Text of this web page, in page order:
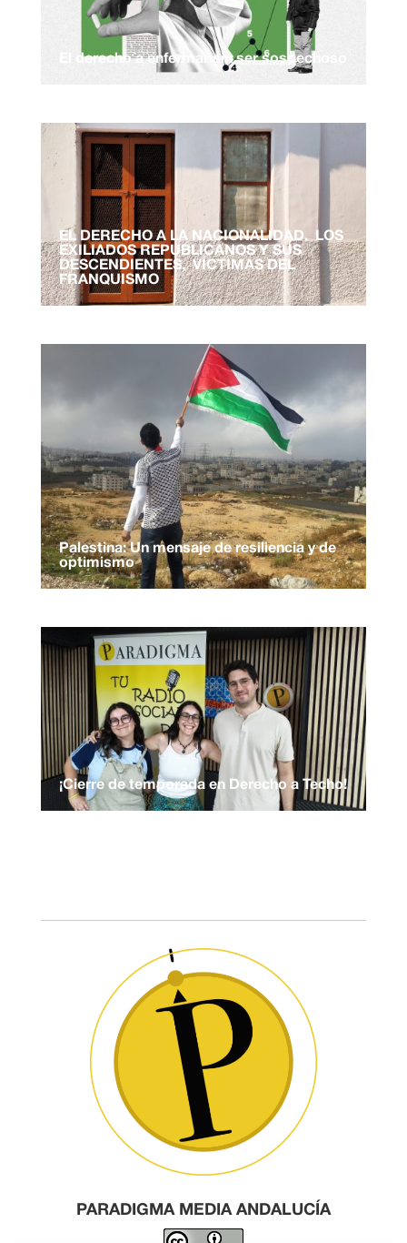
El derecho a enfermar sin ser sospechoso
EL DERECHO A LA NACIONALIDAD. LOS
EXILIADOS REPUBLICANOS Y SUS
DESCENDIENTES, VÍCTIMAS DEL
FRANQUISMO
Palestina: Un mensaje de resiliencia y de
optimismo
¡Cierre de temporada en Derecho a Techo!
PARADIGMA MEDIA ANDALUCÍA